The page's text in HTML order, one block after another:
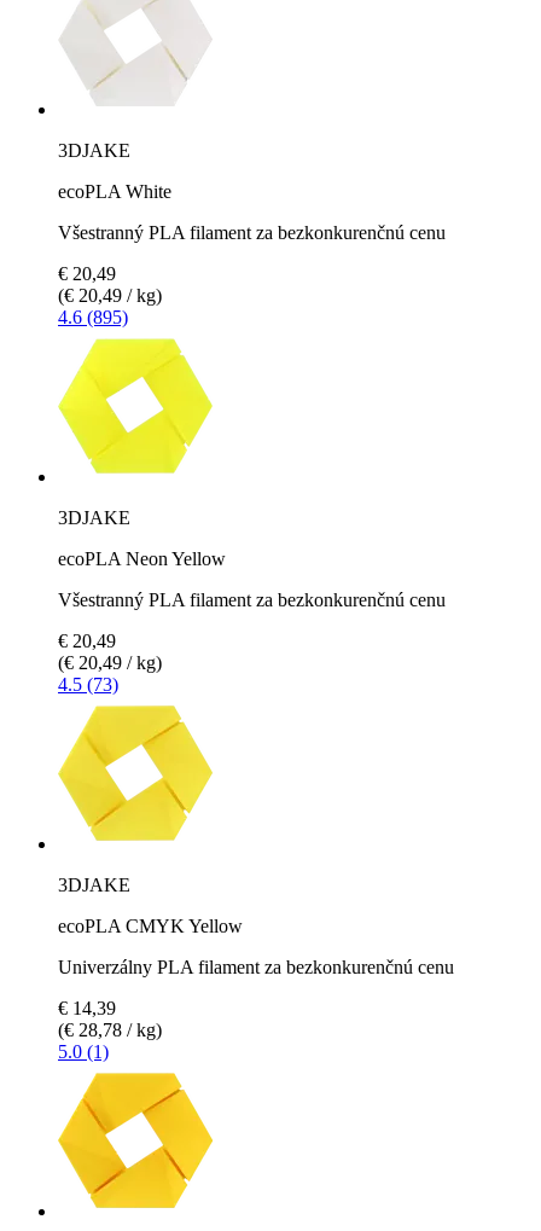
3DJAKE
ecoPLA White
Všestranný PLA filament za bezkonkurenčnú cenu
€ 20,49
(€ 20,49 / kg)
4.6 (895)
3DJAKE
ecoPLA Neon Yellow
Všestranný PLA filament za bezkonkurenčnú cenu
€ 20,49
(€ 20,49 / kg)
4.5 (73)
3DJAKE
ecoPLA CMYK Yellow
Univerzálny PLA filament za bezkonkurenčnú cenu
€ 14,39
(€ 28,78 / kg)
5.0 (1)